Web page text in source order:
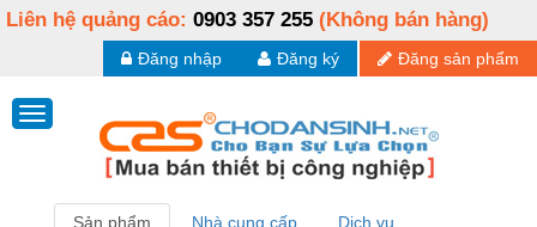
Liên hệ quảng cáo: 0903 357 255 (Không bán hàng)
Đăng sản phẩm
Đăng ký
Đăng nhập
Sản phẩm Nhà cung cấp Dịch vụ